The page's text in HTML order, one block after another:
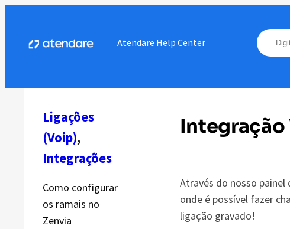
Atendare Help Center
Ligações
(Voip)
Integrações
Como configurar
os ramais no
Zenvia
Integração
Através do nosso
onde é possível fazer
ligação gravado!